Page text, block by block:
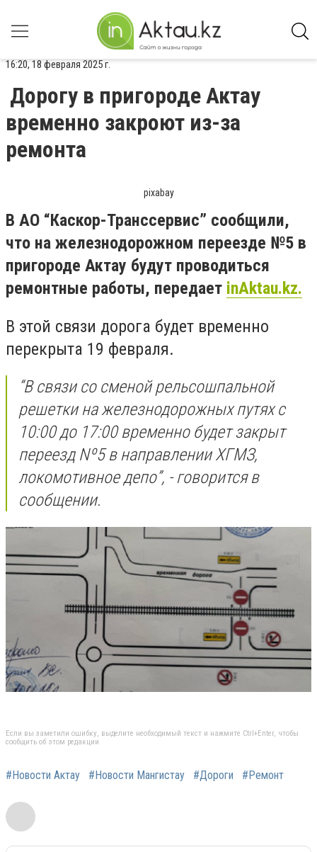
16:20, 18 февраля 2025 г.
Дорогу в пригороде Актау
временно закроют из-за
ремонта
pixabay
В АО “Каскор-Транссервис” сообщили,
что на железнодорожном переезде №5 в
пригороде Актау будут проводиться
ремонтные работы, передает inAktau.kz.
В этой связи дорога будет временно
перекрыта 19 февраля.
“В связи со сменой рельсошпальной
решетки на железнодорожных путях с
10:00 до 17:00 временно будет закрыт
переезд Nº5 в направлении ХГМЗ,
локомотивное депо”, - говорится в
сообщении.
Если вы заметили ошибку, выделите необходимый текст и нажмите Ctrl+Enter, чтобы
сообщить об этом редакции
#Новости Актау #Новости Мангистау #Дороги #Ремонт